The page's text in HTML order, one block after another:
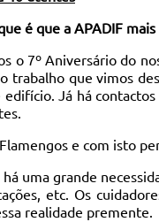
é que a APADIF mais
o 7º Aniversário do
trabalho que vimos
Já há
e com isto
uma grande
etc. Os
realidade premente.